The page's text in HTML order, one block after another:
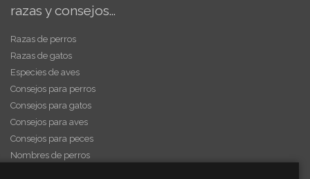
razas y consejos...
Razas de perros
Razas de gatos
Especies de aves
Consejos para perros
Consejos para gatos
Consejos para aves
Consejos para peces
Nombres de perros